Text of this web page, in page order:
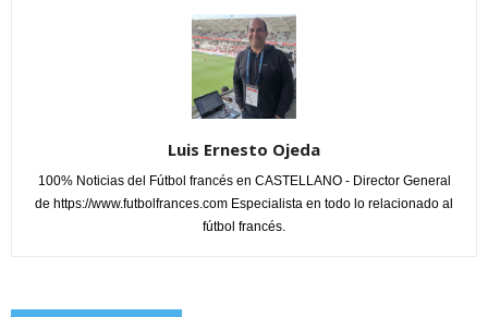
Luis Ernesto Ojeda
100% Noticias del Fútbol francés en CASTELLANO - Director General
de https://www.futbolfrances.com Especialista en todo lo relacionado al
fútbol francés.